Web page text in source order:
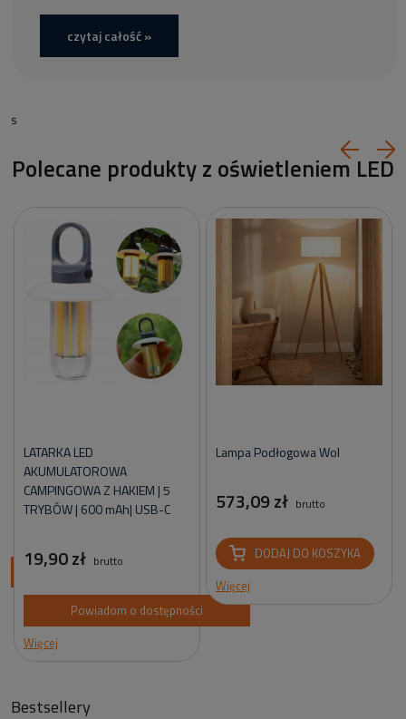
czytaj całość »
s
Polecane produkty z oświetleniem LED
LATARKA LED
AKUMULATOROWA
CAMPINGOWA Z HAKIEM | 5
TRYBÓW | 600 mAh| USB-C
19,90 zł brutto
Powiadom o dostępności
Więcej
Lampa Podłogowa Wol
573,09 zł brutto
DODAJ DO KOSZYKA
Więcej
Bestsellery